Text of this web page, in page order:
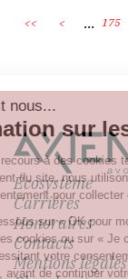
<< < ... 175
Écosystème
Carrières
Honoraires
Contacts
Mentions légales